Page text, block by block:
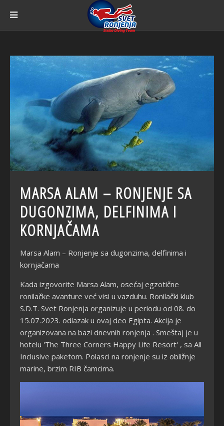
MARSA ALAM – RONJENJE SA
DUGONZIMA, DELFINIMA I
KORNJAČAMA
Marsa Alam – Ronjenje sa dugonzima, delfinima i
kornjačama
Kada izgovorite Marsa Alam, osećaj egzotične
ronilačke avanture već visi u vazduhu. Ronilački klub
S.D.T. Svet Ronjenja organizuje u periodu od 08. do
15.07.2023. odlazak u ovaj deo Egipta. Akcija je
organizovana na bazi dnevnih ronjenja . Smeštaj je u
hotelu 'The Three Corners Happy Life Resort' , sa All
Inclusive paketom. Polasci na ronjenje su iz obližnje
marine, brzim RIB čamcima.